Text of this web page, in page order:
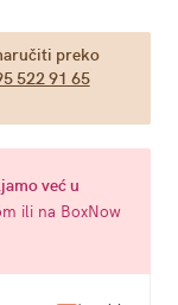
preko
522 91 65
već u
ili na BoxNow